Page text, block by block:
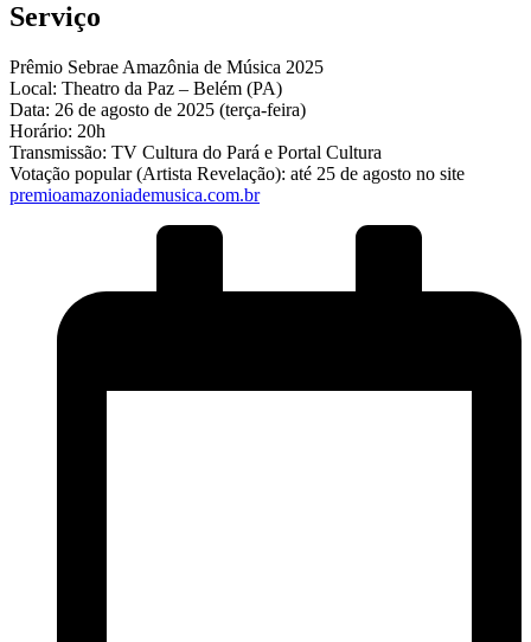
Serviço
Prêmio Sebrae Amazônia de Música 2025
Local: Theatro da Paz – Belém (PA)
Data: 26 de agosto de 2025 (terça-feira)
Horário: 20h
Transmissão: TV Cultura do Pará e Portal Cultura
Votação popular (Artista Revelação): até 25 de agosto no site
premioamazoniademusica.com.br